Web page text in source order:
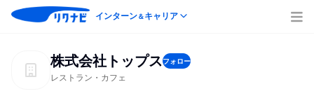
インターン＆キャリア
株式会社トップスフォロー
レストラン・カフェ